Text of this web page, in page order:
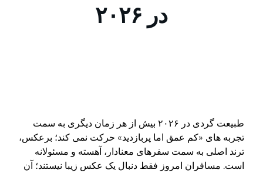
در ۲۰۲۶
طبیعت گردی در ۲۰۲۶ بیش از هر زمان دیگری به سمت
تجربه های «کم عمق اما پربازدید» حرکت نمی کند؛ برعکس،
ترند اصلی به سمت سفرهای معنادار، آهسته و مسئولانه
است. مسافران امروز فقط دنبال یک عکس زیبا نیستند؛ آن